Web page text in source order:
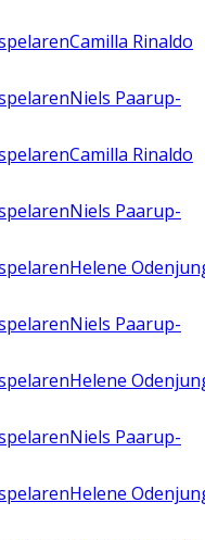
Camilla Rinaldo
Niels Paarup-
Camilla Rinaldo
Niels Paarup-
Helene
Niels Paarup-
Helene
Niels Paarup-
Helene